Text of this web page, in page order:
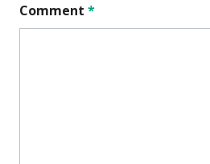
Comment *